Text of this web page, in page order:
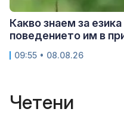
Какво знаем за
поведението им в
09:55 • 08.08.26
Четени